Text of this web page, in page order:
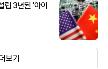
립 3년된 '아이
보기